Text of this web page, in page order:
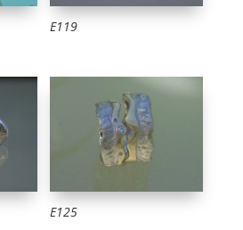
E119
E125